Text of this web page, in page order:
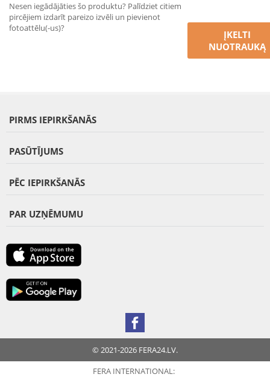
Nesen iegādājāties šo produktu? Palīdziet citiem
pircējiem izdarīt pareizo izvēli un pievienot
fotoattēlu(-us)?
ĮKELTI
NUOTRAUKĄ
PIRMS IEPIRKŠANĀS
PASŪTĪJUMS
PĒC IEPIRKŠANĀS
PAR UZŅĒMUMU
© 2021-2026 FERA24.LV.
FERA INTERNATIONAL: